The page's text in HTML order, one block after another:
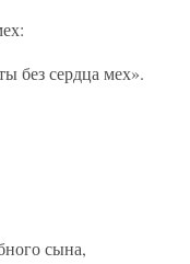
без сердца мех».
сына,